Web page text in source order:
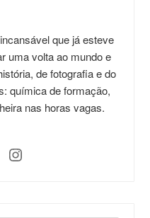
que já esteve
uma volta ao mundo e
de fotografia e do
química de formação,
nas horas vagas.